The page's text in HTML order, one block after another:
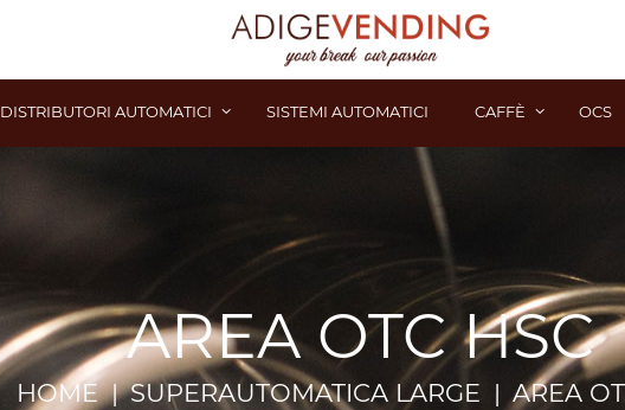
DISTRIBUTORI AUTOMATICI SISTEMI AUTOMATICI CAFFÈ OCS
AREA OTC HSC
HOME SUPERAUTOMATICA LARGE AREA